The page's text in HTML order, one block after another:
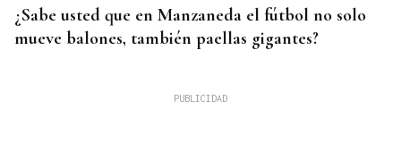
¿Sabe usted que en Manzaneda el fútbol no solo
mueve balones, también paellas gigantes?